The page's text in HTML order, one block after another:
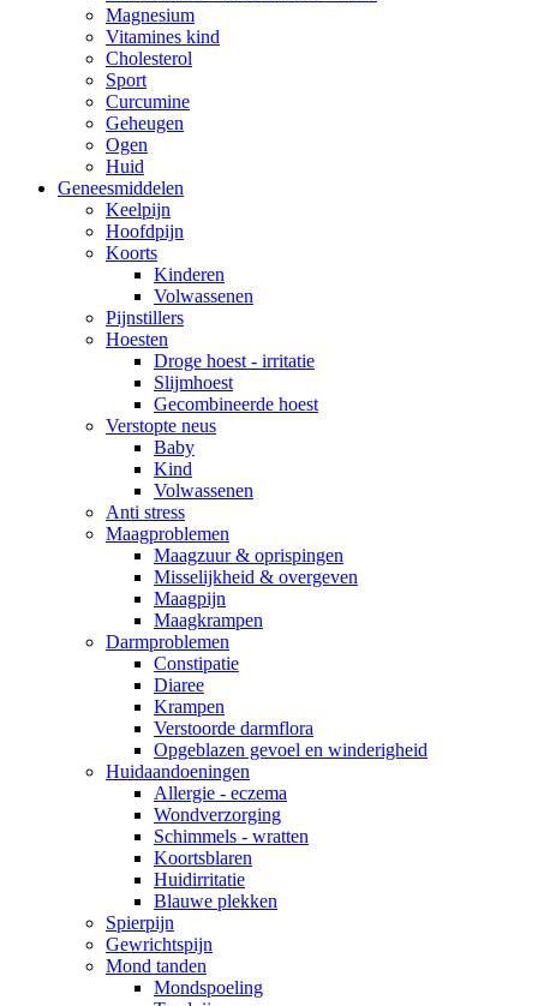
Magnesium
Vitamines kind
Cholesterol
Sport
Curcumine
Geheugen
Ogen
Huid
Geneesmiddelen
Keelpijn
Hoofdpijn
Koorts
Kinderen
Volwassenen
Pijnstillers
Hoesten
Droge hoest - irritatie
Slijmhoest
Gecombineerde hoest
Verstopte neus
Baby
Kind
Volwassenen
Anti stress
Maagproblemen
Maagzuur & oprispingen
Misselijkheid & overgeven
Maagpijn
Maagkrampen
Darmproblemen
Constipatie
Diaree
Krampen
Verstoorde darmflora
Opgeblazen gevoel en winderigheid
Huidaandoeningen
Allergie - eczema
Wondverzorging
Schimmels - wratten
Koortsblaren
Huidirritatie
Blauwe plekken
Spierpijn
Gewrichtspijn
Mond tanden
Mondspoeling